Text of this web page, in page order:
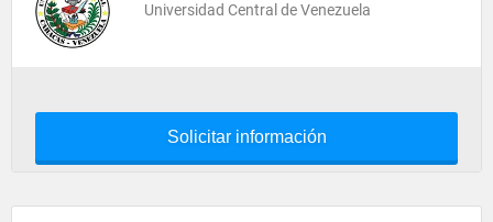
Universidad Central de Venezuela
Solicitar información